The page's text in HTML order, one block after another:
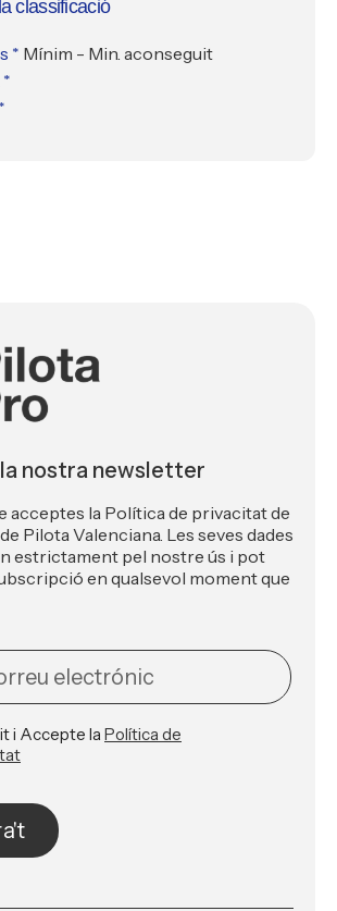
classificació
* Mínim - Min. aconseguit
nostra newsletter
acceptes la Política de privacitat de
Pilota Valenciana. Les seves dades
estrictament pel nostre ús i pot
en qualsevol moment que
i Accepte la Política de